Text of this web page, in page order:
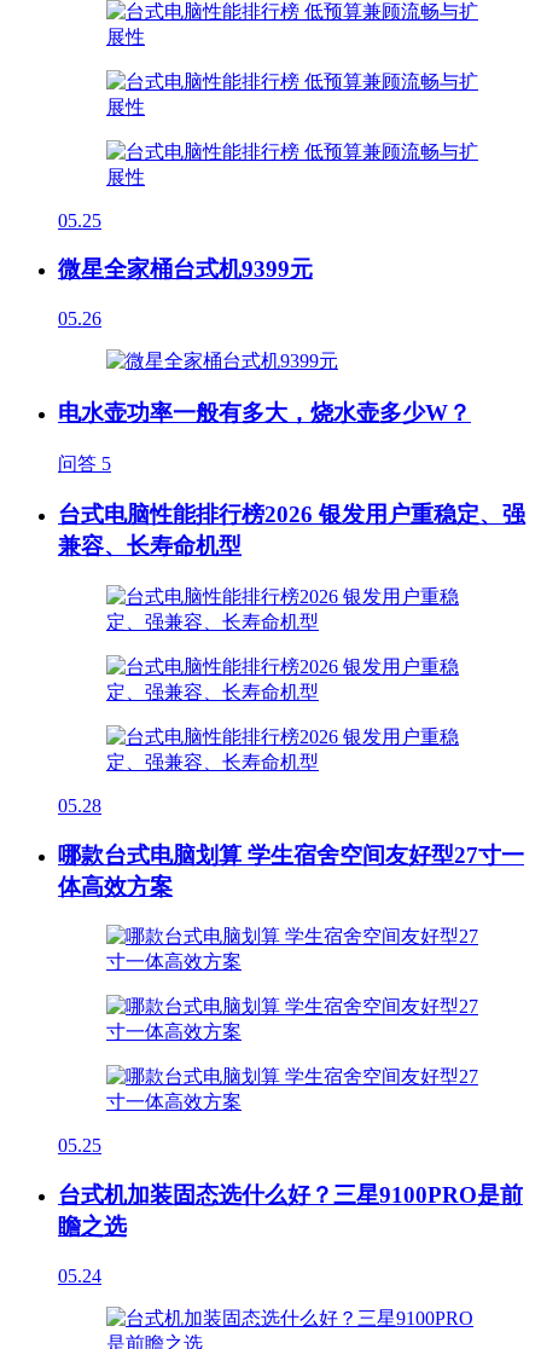
05.25
微星全家桶台式机9399元
05.26
电水壶功率一般有多大，烧水壶多少W？
问答 5
台式电脑性能排行榜2026 银发用户重稳定、强
兼容、长寿命机型
05.28
哪款台式电脑划算 学生宿舍空间友好型27寸一
体高效方案
05.25
台式机加装固态选什么好？三星9100PRO是前
瞻之选
05.24